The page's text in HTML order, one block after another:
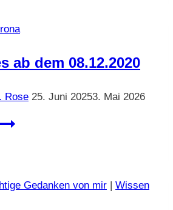
ab dem 08.12.2020
Rose 25. Juni 20253. Mai 2026
Gedanken von mir Wissen